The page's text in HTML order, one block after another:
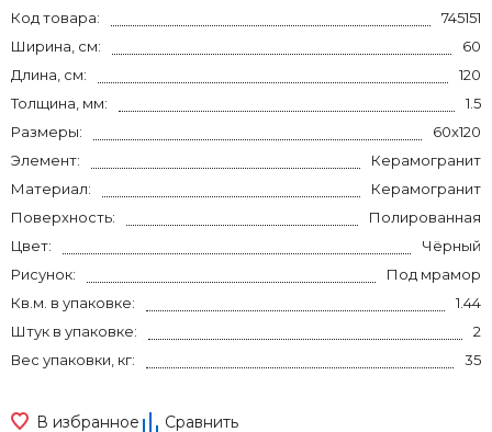
Код товара:
745151
Ширина, см:
60
Длина, см:
120
Толщина, мм:
1.5
Размеры:
60x120
Элемент:
Керамогранит
Материал:
Керамогранит
Поверхность:
Полированная
Цвет:
Чёрный
Рисунок:
Под мрамор
Кв.м. в упаковке:
1.44
Штук в упаковке:
2
Вес упаковки, кг:
35
В избранное Сравнить